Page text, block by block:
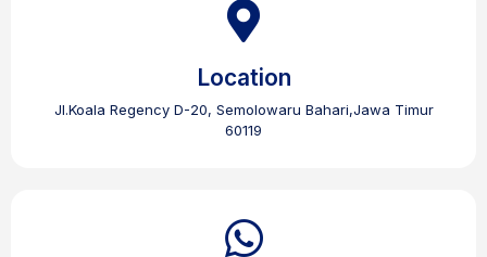
Location
Jl.Koala Regency D-20, Semolowaru Bahari,Jawa Timur
60119